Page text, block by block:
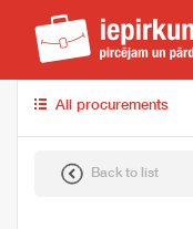
All procurements
Back to list